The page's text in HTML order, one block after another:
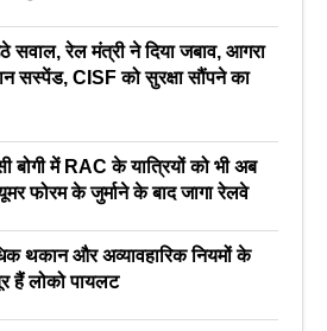
सवाल, रेल मंत्री ने दिया जबाव, आगरा
सस्पेंड, CISF को सुरक्षा सौंपने का
बोगी में RAC के यात्रियों को भी अब
फोरम के जुर्माने के बाद जागा रेलवे
थकान और अव्यावहारिक नियमों के
हैं लोको पायलट